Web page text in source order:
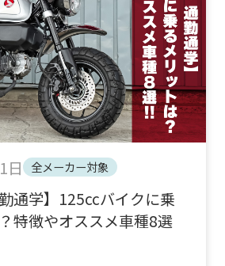
日 全メーカー対象
通学】125ccバイクに乗
特徴やオススメ車種8選